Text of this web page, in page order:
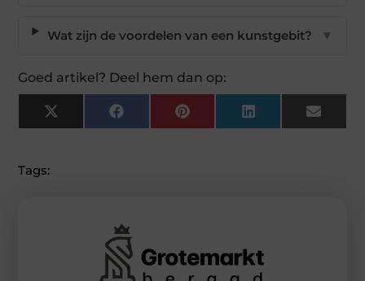
Wat zijn de voordelen van een kunstgebit? ▼
Goed artikel? Deel hem dan op:
X
(Twitter)
FacebookPinterest LinkedIn Email
Tags: